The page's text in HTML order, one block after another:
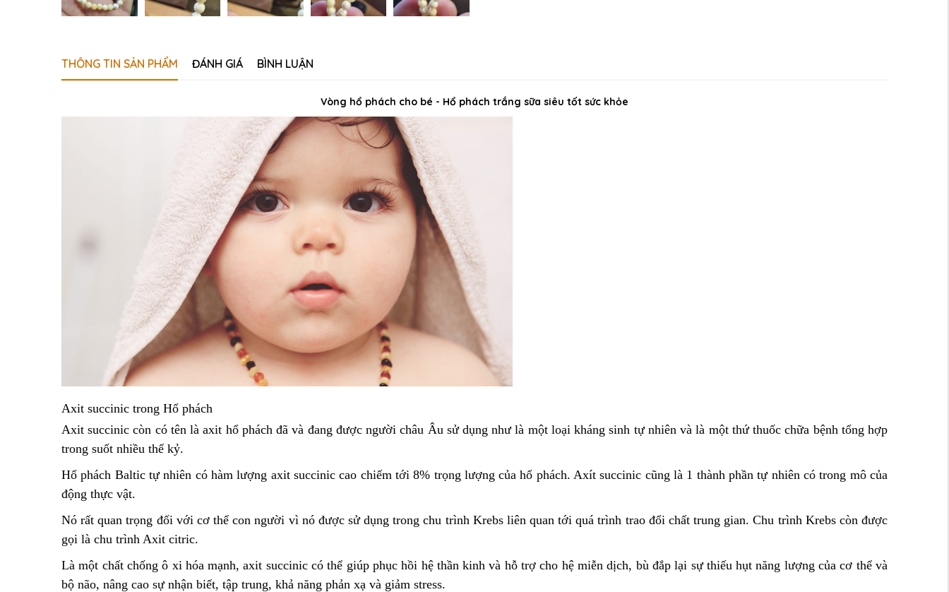
THÔNG TIN SẢN PHẨM ĐÁNH GIÁ BÌNH LUẬN
Vòng hổ phách cho bé - Hổ phách trắng sữa siêu tốt sức khỏe
Axit succinic trong Hổ phách
Axit succinic còn có tên là axit hổ phách đã và đang được người châu Âu sử dụng như là một loại kháng sinh tự nhiên và là một thứ thuốc chữa bệnh tổng hợp
trong suốt nhiều thế kỷ.
Hổ phách Baltic tự nhiên có hàm lượng axit succinic cao chiếm tới 8% trọng lượng của hổ phách. Axít succinic cũng là 1 thành phần tự nhiên có trong mô của
động thực vật.
Nó rất quan trọng đối với cơ thể con người vì nó được sử dụng trong chu trình Krebs liên quan tới quá trình trao đổi chất trung gian. Chu trình Krebs còn được
gọi là chu trình Axit citric.
Là một chất chống ô xi hóa mạnh, axit succinic có thể giúp phục hồi hệ thần kinh và hỗ trợ cho hệ miễn dịch, bù đắp lại sự thiếu hụt năng lượng của cơ thể và
bộ não, nâng cao sự nhận biết, tập trung, khả năng phản xạ và giảm stress.